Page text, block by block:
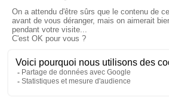
Le pape en
Pérou du 6 au 17
© KTO 2026 —Contact